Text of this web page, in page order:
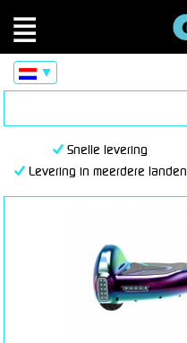
▼
Snelle levering
Levering in meerdere landen